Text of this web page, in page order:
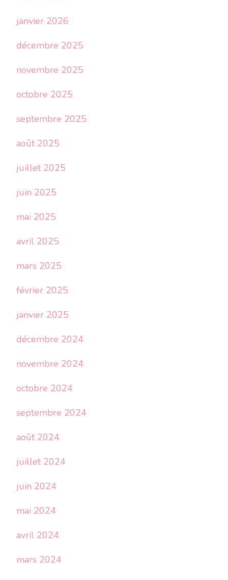
janvier 2026
décembre 2025
novembre 2025
octobre 2025
septembre 2025
août 2025
juillet 2025
juin 2025
mai 2025
avril 2025
mars 2025
février 2025
janvier 2025
décembre 2024
novembre 2024
octobre 2024
septembre 2024
août 2024
juillet 2024
juin 2024
mai 2024
avril 2024
mars 2024